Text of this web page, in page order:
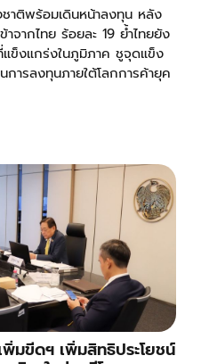
าติพร้อมเดินหน้าลงทุน หลัง
จากไทย ร้อยละ 19 ย้ำไทยยัง
ข็งแกร่งในภูมิภาค ชูจุดแข็ง
ารลงทุนภายใต้โลกการค้ายุค
พิ่มขีดฯ เพิ่มสิทธิประโยชน์